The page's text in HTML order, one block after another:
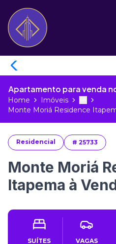
Apartamento para venda
Home Imóveis More
Toggle
Monte Moriá Residence
Residencial # 25733
Monte Moriá
Itapema à
SUÍTES VAGAS